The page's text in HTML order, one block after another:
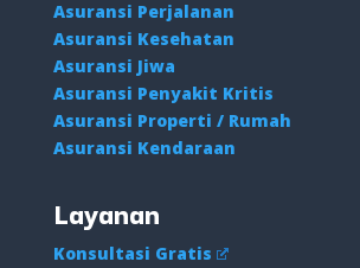
Asuransi Perjalanan
Asuransi Kesehatan
Asuransi Jiwa
Asuransi Penyakit Kritis
Asuransi Properti / Rumah
Asuransi Kendaraan
Layanan
Konsultasi Gratis